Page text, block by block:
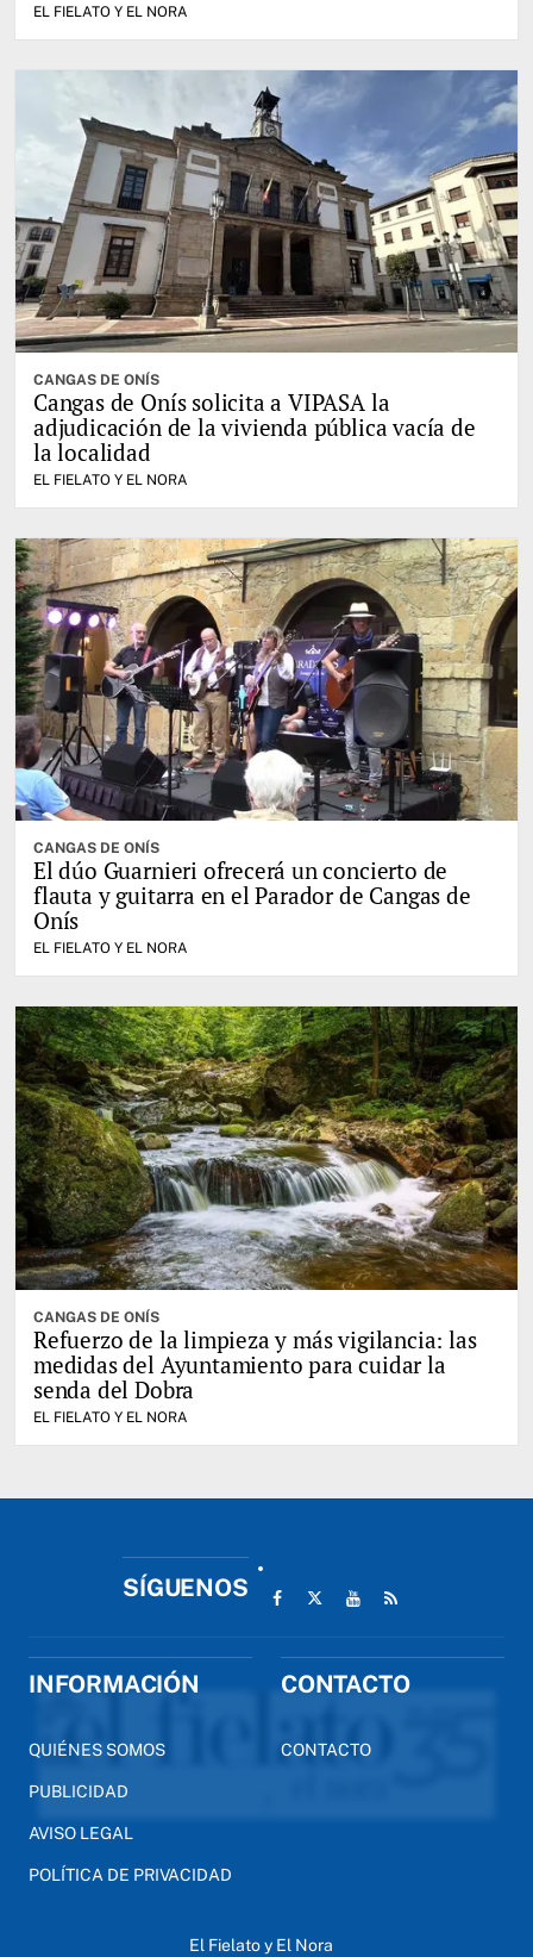
EL FIELATO Y EL NORA
CANGAS DE ONÍS
Cangas de Onís solicita a VIPASA la
adjudicación de la vivienda pública vacía de
la localidad
EL FIELATO Y EL NORA
CANGAS DE ONÍS
El dúo Guarnieri ofrecerá un concierto de
flauta y guitarra en el Parador de Cangas de
Onís
EL FIELATO Y EL NORA
CANGAS DE ONÍS
Refuerzo de la limpieza y más vigilancia: las
medidas del Ayuntamiento para cuidar la
senda del Dobra
EL FIELATO Y EL NORA
SÍGUENOS
INFORMACIÓN
QUIÉNES SOMOS
PUBLICIDAD
AVISO LEGAL
POLÍTICA DE PRIVACIDAD
CONTACTO
CONTACTO
El Fielato y El Nora